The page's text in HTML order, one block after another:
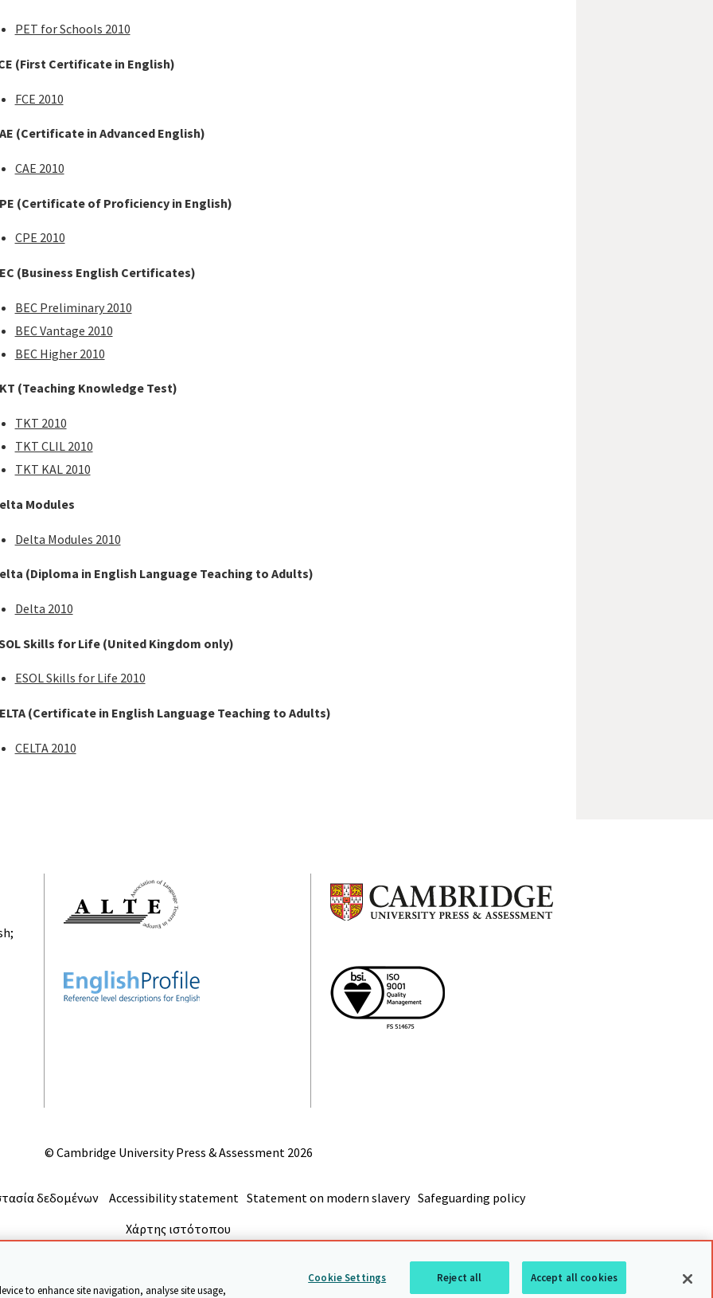
PET for Schools 2010
(First Certificate in English)
FCE 2010
(Certificate in Advanced English)
CAE 2010
(Certificate of Proficiency in English)
CPE 2010
(Business English Certificates)
BEC Preliminary 2010
BEC Vantage 2010
BEC Higher 2010
(Teaching Knowledge Test)
TKT 2010
TKT CLIL 2010
TKT KAL 2010
Modules
Delta Modules 2010
(Diploma in English Language Teaching to Adults)
Delta 2010
Skills for Life (United Kingdom only)
ESOL Skills for Life 2010
(Certificate in English Language Teaching to Adults)
CELTA 2010
© Cambridge University Press & Assessment 2026
δεδομένων Accessibility statement Statement on modern slavery Safeguarding policy
Χάρτης ιστότοπου
to enhance site navigation, analyse site usage,
Cookie Settings Reject all Accept all cookies